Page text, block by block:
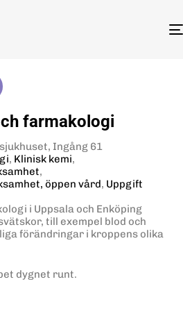
farmakologi
Ingång 61
, Klinisk kemi,
,
öppen vård, Uppgift
i Uppsala och Enköping
till exempel blod och
förändringar i kroppens olika
dygnet runt.